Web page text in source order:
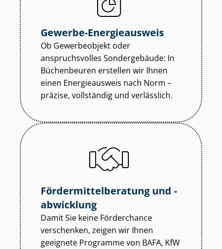
Gewerbe-Energieausweis
Ob Gewerbeobjekt oder
anspruchsvolles Sondergebäude: In
Büchenbeuren erstellen wir Ihnen
einen Energieausweis nach Norm –
präzise, vollständig und verlässlich.
För­der­mit­tel­be­ra­tung und -
abwicklung
Damit Sie keine Förderchance
verschenken, zeigen wir Ihnen
geeignete Programme von BAFA, KfW